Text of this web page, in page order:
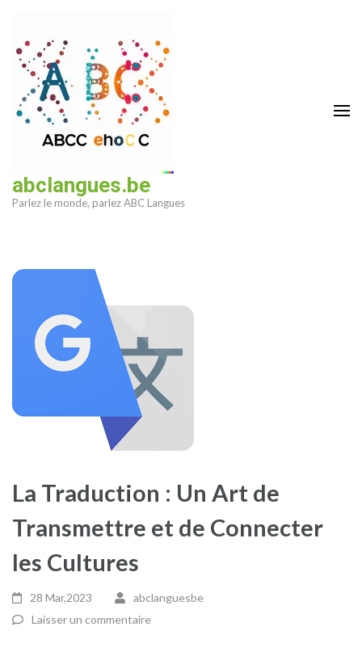
contenu
(Pressez
Entrée)
abclangues.be
Parlez le monde, parlez ABC Langues
La Traduction : Un Art de
Transmettre et de Connecter
les Cultures
28 Mar,2023
abclanguesbe
Laisser un commentaire